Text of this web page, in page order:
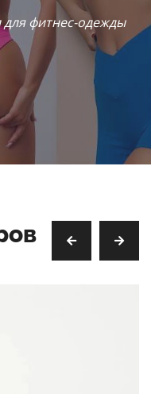
для фитнес-одежды